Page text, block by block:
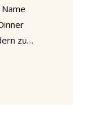
zu
hin zu